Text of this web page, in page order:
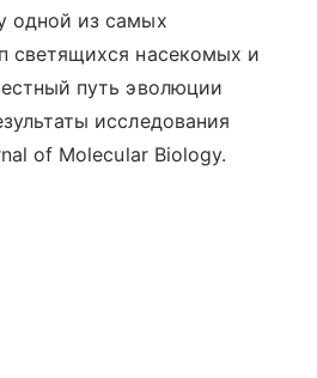
одной из самых
светящихся насекомых и
путь эволюции
исследования
of Molecular Biology.